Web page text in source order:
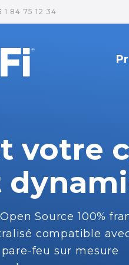
1 84 75 12 34
votre
Open Source 100%
compatible
pare-feu sur mesure